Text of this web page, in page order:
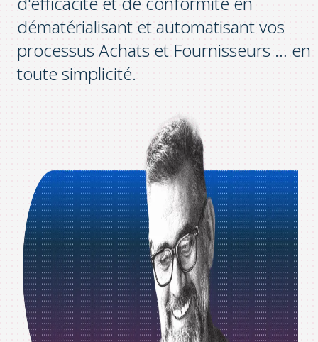
dématérialisant et automatisant vos
processus Achats et Fournisseurs … en
toute simplicité.